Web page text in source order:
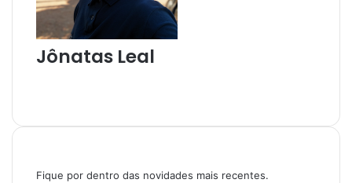
Jônatas Leal
s
e
s
g
Fique por dentro das novidades mais recentes.